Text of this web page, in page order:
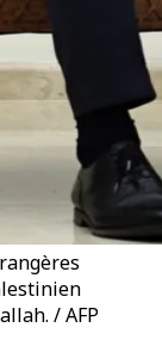
/ AFP